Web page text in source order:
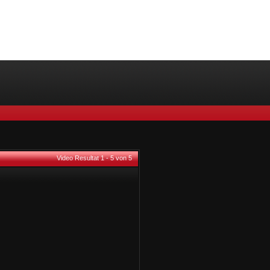
Video Resultat 1 - 5 von 5